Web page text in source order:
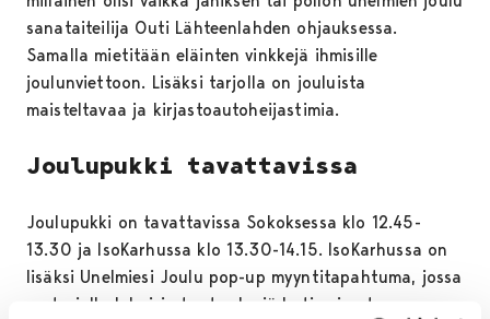
sanataiteilija Outi Lähteenlahden ohjauksessa.
Samalla mietitään eläinten vinkkejä ihmisille
joulunviettoon. Lisäksi tarjolla on jouluista
maisteltavaa ja kirjastoautoheijastimia.
Joulupukki tavattavissa
Joulupukki on tavattavissa Sokoksessa klo 12.45-
13.30 ja IsoKarhussa klo 13.30-14.15. IsoKarhussa on
lisäksi Unelmiesi Joulu pop-up myyntitapahtuma, jossa
on tarjolla lukuisia tuoteryhmiä kotimaisesta